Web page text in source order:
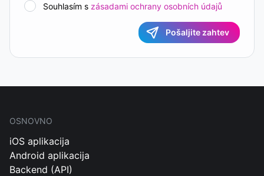
Souhlasím s zásadami ochrany osobních údajů
Pošaljite zahtev
OSNOVNO
iOS aplikacija
Android aplikacija
Backend (API)